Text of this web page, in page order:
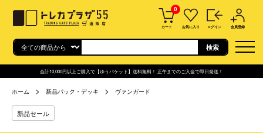
0
カート お気に入り ログイン 会員登録
合計10,000円以上ご購入で【ゆうパケット】送料無料！ 正午までのご入金で即日発送！
ホーム 新品パック・デッキ ヴァンガード
新品セール